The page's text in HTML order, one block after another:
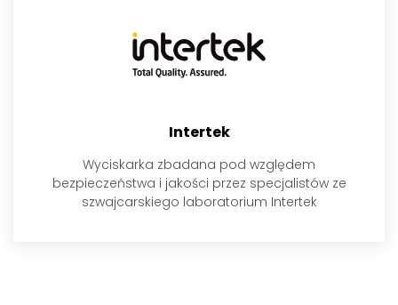
Intertek
Wyciskarka zbadana pod względem
bezpieczeństwa i jakości przez specjalistów ze
szwajcarskiego laboratorium Intertek